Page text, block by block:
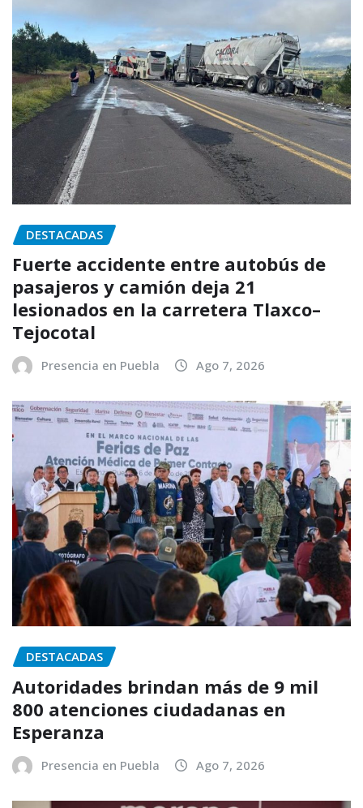
DESTACADAS
Fuerte accidente entre autobús de
pasajeros y camión deja 21
lesionados en la carretera Tlaxco–
Tejocotal
Presencia en Puebla Ago 7, 2026
DESTACADAS
Autoridades brindan más de 9 mil
800 atenciones ciudadanas en
Esperanza
Presencia en Puebla Ago 7, 2026